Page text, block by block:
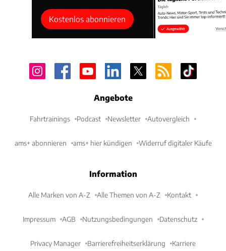
Kostenlos abonnieren
Angebote
Fahrtrainings Podcast Newsletter Autovergleich
ams+ abonnieren ams+ hier kündigen Widerruf digitaler Käufe
Information
Alle Marken von A-Z Alle Themen von A-Z Kontakt
Impressum AGB Nutzungsbedingungen Datenschutz
Privacy Manager Barrierefreiheitserklärung Karriere